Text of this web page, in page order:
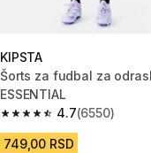
KIPSTA
Šorts za fudbal za
ESSENTIAL
4.7
4.7 od 5 zvezdica from
(6550)
749,00 RSD